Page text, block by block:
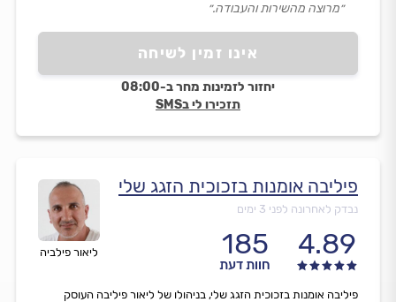
אינו זמין לשיחה
יחזור לזמינות מחר ב-08:00
תזכירו לי בSMS
״מרוצה מהשירות והעבודה.״
ליאור פילביה
פיליבה אומנות בזכוכית הזגג שלי
נבדק לאחרונה לפני 3 ימים
4.89
185
חוות דעת
פיליבה אומנות בזכוכית הזגג שלי, בניהולו של ליאור פיליבה העוסק